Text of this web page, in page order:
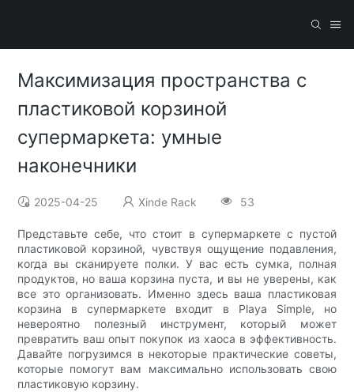
Максимизация пространства с
пластиковой корзиной
супермаркета: умные
наконечники
2025-04-25 Xinde Rack 53
Представьте себе, что стоит в супермаркете с пустой
пластиковой корзиной, чувствуя ощущение подавления,
когда вы сканируете полки. У вас есть сумка, полная
продуктов, но ваша корзина пуста, и вы не уверены, как
все это организовать. Именно здесь ваша пластиковая
корзина в супермаркете входит в Playa Simple, но
невероятно полезный инструмент, который может
превратить ваш опыт покупок из хаоса в эффективность.
Давайте погрузимся в некоторые практические советы,
которые помогут вам максимально использовать свою
пластиковую корзину.